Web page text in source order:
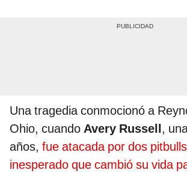
Una tragedia conmocionó a
Ohio, cuando Avery Russell,
años, fue atacada por dos
inesperado que cambió su vida